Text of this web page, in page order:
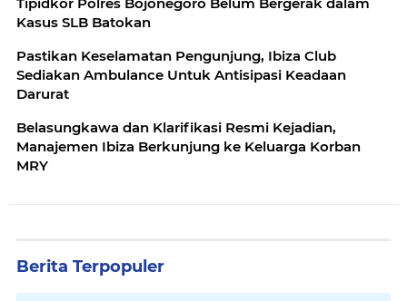
Kasus SLB Batokan
Pastikan Keselamatan Pengunjung, Ibiza Club
Sediakan Ambulance Untuk Antisipasi Keadaan
Darurat
Belasungkawa dan Klarifikasi Resmi Kejadian,
Manajemen Ibiza Berkunjung ke Keluarga Korban
MRY
Berita Terpopuler